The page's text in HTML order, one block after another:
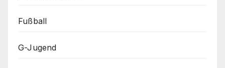
Fußball
G-Jugend